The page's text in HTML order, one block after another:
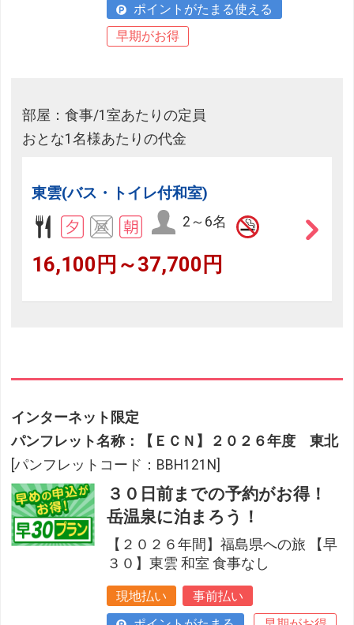
ポイントがたまる使える
早期がお得
部屋：食事/1室あたりの定員
おとな1名様あたりの代金
東雲(バス・トイレ付和室)
2～6名
16,100円～37,700円
インターネット限定
パンフレット名称：【ＥＣＮ】２０２６年度 東北
[パンフレットコード：BBH121N]
３０日前までの予約がお得！
岳温泉に泊まろう！
【２０２６年間】福島県への旅 【早
３０】東雲 和室 食事なし
現地払い
事前払い